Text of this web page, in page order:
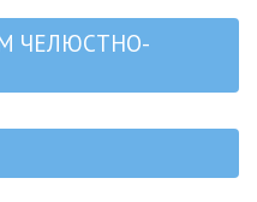
ЧЕЛЮСТНО-